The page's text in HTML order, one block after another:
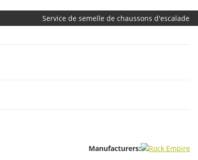
Service de semelle de chaussons d'escalade
Manufacturers: